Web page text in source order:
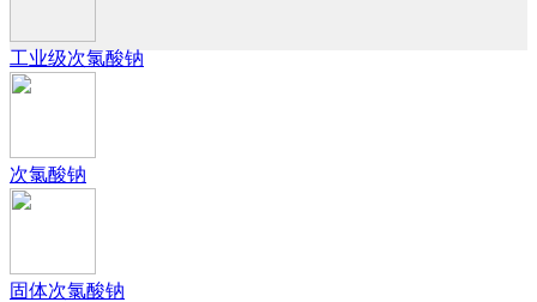
工业级次氯酸钠
次氯酸钠
固体次氯酸钠